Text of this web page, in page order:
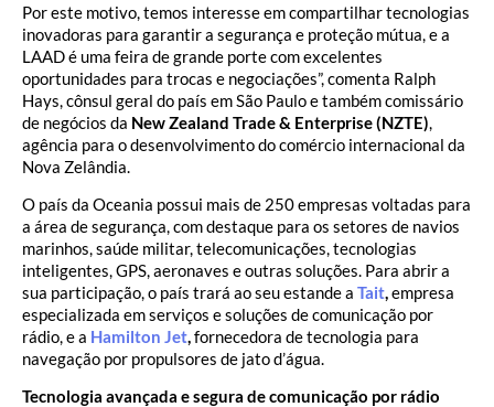
Por este motivo, temos interesse em compartilhar tecnologias
inovadoras para garantir a segurança e proteção mútua, e a
LAAD é uma feira de grande porte com excelentes
oportunidades para trocas e negociações”, comenta Ralph
Hays, cônsul geral do país em São Paulo e também comissário
de negócios da New Zealand Trade & Enterprise (NZTE),
agência para o desenvolvimento do comércio internacional da
Nova Zelândia.
O país da Oceania possui mais de 250 empresas voltadas para
a área de segurança, com destaque para os setores de navios
marinhos, saúde militar, telecomunicações, tecnologias
inteligentes, GPS, aeronaves e outras soluções. Para abrir a
sua participação, o país trará ao seu estande a Tait,empresa
especializada em serviços e soluções de comunicação por
rádio, e a Hamilton Jet,fornecedora de tecnologia para
navegação por propulsores de jato d’água.
Tecnologia avançada e segura de comunicação por rádio